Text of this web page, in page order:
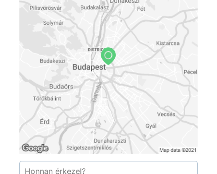
lejjebb külön fülkében Szent V. Pius pápa és
Nagy Szent Albert püspök és egyháztanító
szobra áll. A két kis mellékoltáron álló Jézus
Szíve és Szent József szobor Ligeti Lajos műve.
A kereszthajó oltárait az Árpád-házi Szent
Margit és Szent Domonkos oltárokat Petrovácz
Gyula tervezte. Fölöttük Kontuly Béla 1940-es
években készült szekkói láthatók: a szent
királyleány és a rendalapító életéből vett
jeleneteket ábrázolnak.
A színes üvegablakok a kor nagy üvegfestői,
Róth Miksa, Palka József, Zsellér Imre és
Waltherr Gida műhelyeiben készültek 1922 és
1940 között. A szentély és az urnatemető